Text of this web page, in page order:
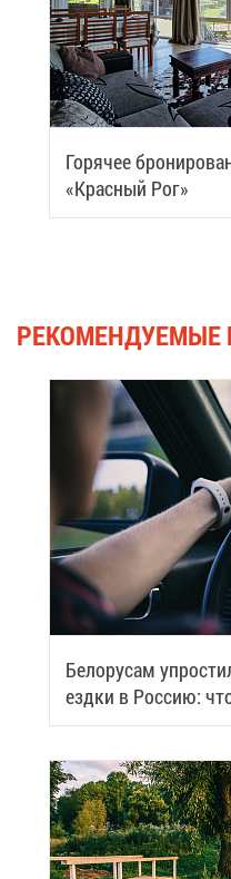
Го­ря­чее
«Крас­ный Рог»
РЕ­КО­МЕН­ДУ­Е­МЫЕ
Бе­ло­ру­сам
езд­ки в Рос­сию: